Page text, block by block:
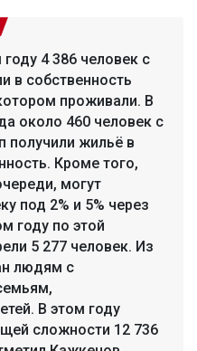
4 386 человек с
в собственность
проживали. В
около 460 человек с
получили жильё в
Кроме того,
могут
под 2% и 5% через
году по этой
5 277 человек. Из
людям с
В этом году
сложности 12 736